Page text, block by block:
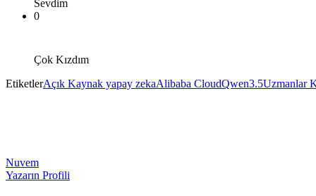
Sevdim
0
Çok Kızdım
EtiketlerAçık Kaynak yapay zekaAlibaba CloudQwen3.5Uzmanlar
Nuvem
Yazarın Profili